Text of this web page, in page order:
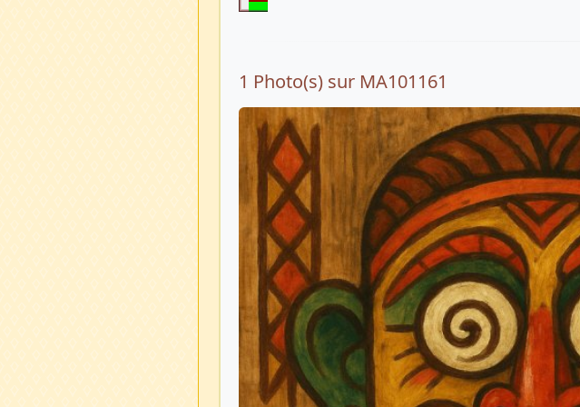
1 Photo(s) sur MA101161